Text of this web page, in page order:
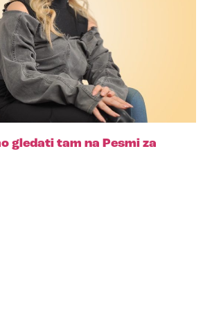
gledati tam na Pesmi za